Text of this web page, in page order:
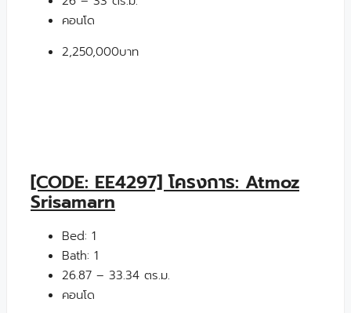
คอนโด
2,250,000บาท
[CODE: EE4297] โครงการ: Atmoz
Srisamarn
Bed: 1
Bath: 1
26.87 – 33.34 ตร.ม.
คอนโด